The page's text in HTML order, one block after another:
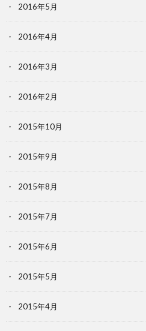
2016年5月
2016年4月
2016年3月
2016年2月
2015年10月
2015年9月
2015年8月
2015年7月
2015年6月
2015年5月
2015年4月